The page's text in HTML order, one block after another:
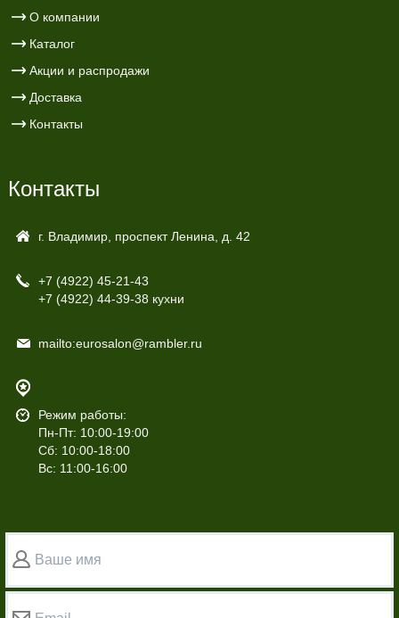
О компании
Каталог
Акции и распродажи
Доставка
Контакты
Контакты
г. Владимир, проспект Ленина, д. 42
+7 (4922) 45-21-43
+7 (4922) 44-39-38 кухни
mailto:eurosalon@rambler.ru
Режим работы:
Пн-Пт: 10:00-19:00
Сб: 10:00-18:00
Вс: 11:00-16:00
Ваше имя